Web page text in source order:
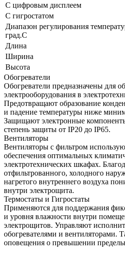
С цифровым дисплеем
С гигростатом
Диапазон регулирования
град.C
Длина
Ширина
Высота
Обогреватели
Обогреватели предназначены для
электрооборудования в
Предотвращают образование
и падение температуры ниже
Защищают электронные
степень защиты от IP20 до IP65.
Вентиляторы
Вентиляторы с фильтром
обеспечения оптимальных
электротехнических шкафах.
отфильтрованного, холодного
нагретого внутреннего воздуха
внутри электрощита.
Термостаты и Гигростаты
Применяются для поддержания
и уровня влажности внутри
электрощитов. Управляют
обогревателями и вентиляторами.
оповещения о превышении